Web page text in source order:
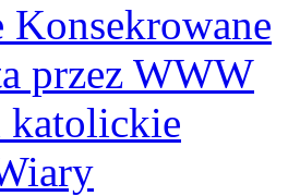
Konsekrowane
przez WWW